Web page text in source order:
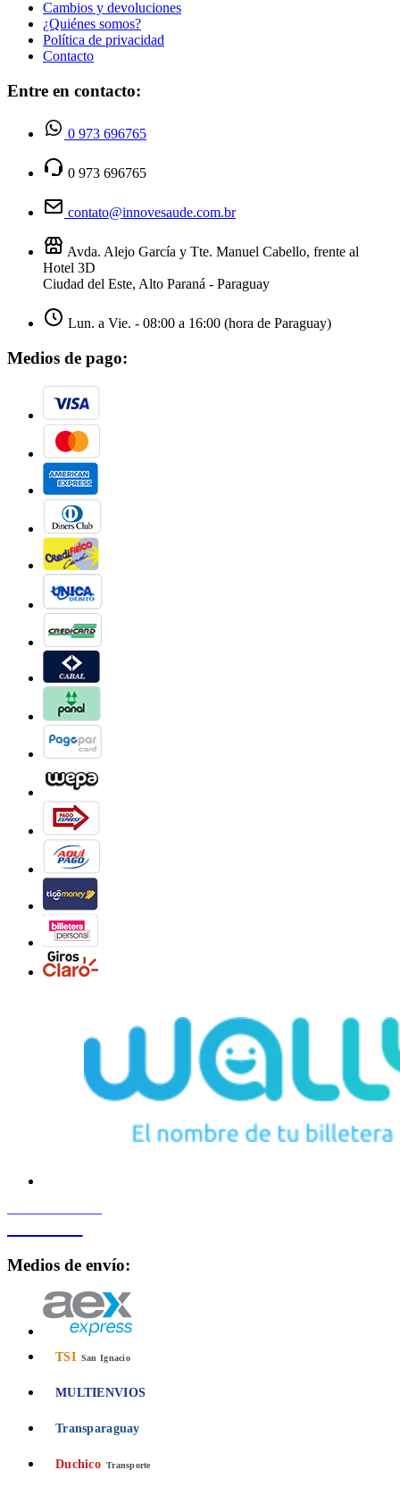
Cambios y devoluciones
¿Quiénes somos?
Política de privacidad
Contacto
Entre en contacto:
0 973 696765
0 973 696765
contato@innovesaude.com.br
Avda. Alejo García y Tte. Manuel Cabello, frente al
Hotel 3D
Ciudad del Este, Alto Paraná - Paraguay
Lun. a Vie. - 08:00 a 16:00 (hora de Paraguay)
Medios de pago:
Medios de envío:
TSI San Ignacio
MULTIENVIOS
Transparaguay
Duchico Transporte